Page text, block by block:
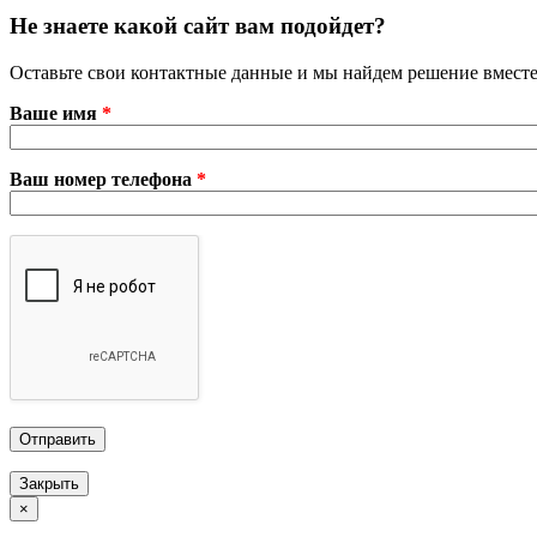
Не знаете какой сайт вам подойдет?
Оставьте свои контактные данные и мы найдем решение
Ваше имя *
Ваш номер телефона *
Закрыть
×